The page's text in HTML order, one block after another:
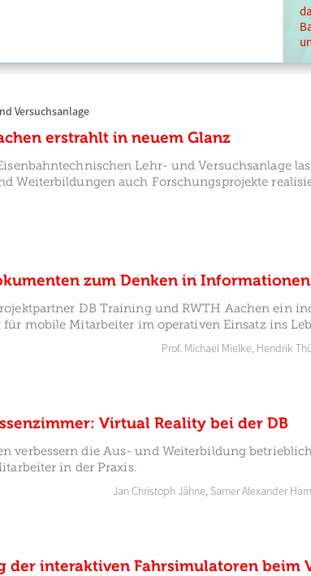
Versuchsanlage
erstrahlt in neuem Glanz
Lehr- und Versuchsanlage
Weiterbildungen auch Forschungsprojekte
zum Denken in Informationen
DB Training und RWTH Aachen ein
mobile Mitarbeiter im operativen Einsatz ins
Prof. Michael Mielke, Hendrik
Virtual Reality bei der DB
verbessern die Aus- und Weiterbildung
in der Praxis.
Jan Christoph Jähne, Samer Alexander
der interaktiven Fahrsimulatoren beim